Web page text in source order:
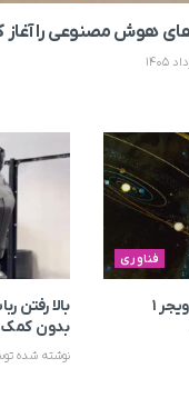
هوش مصنوعی را آغاز
فناوری
۱
بدون کمک
نوشته شده